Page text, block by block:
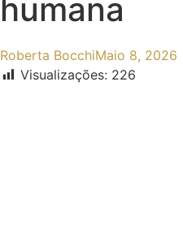
humana
Roberta BocchiMaio 8, 2026
Visualizações: 226